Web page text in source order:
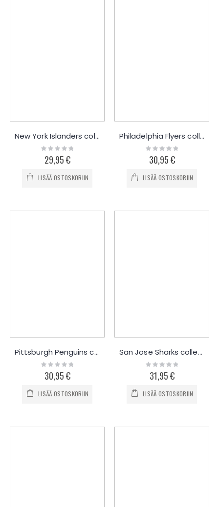
New York Islanders collegepaita
Rating:
0%
29,95 €
LISÄÄ OSTOSKORIIN
Philadelphia Flyers collegepaita
Rating:
0%
30,95 €
LISÄÄ OSTOSKORIIN
Pittsburgh Penguins collegepaita
Rating:
0%
30,95 €
LISÄÄ OSTOSKORIIN
San Jose Sharks collegepaita
Rating:
0%
31,95 €
LISÄÄ OSTOSKORIIN